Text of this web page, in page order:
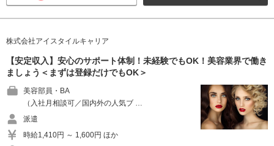
株式会社アイスタイルキャリア
【安定収入】安心のサポート体制！未経験でもOK！美容業界で働き
ましょう＜まずは登録だけでもOK＞
美容部員・BA
（入社月相談可／国内外の人気ブ …
派遣
時給1,410円 ～ 1,600円 ほか